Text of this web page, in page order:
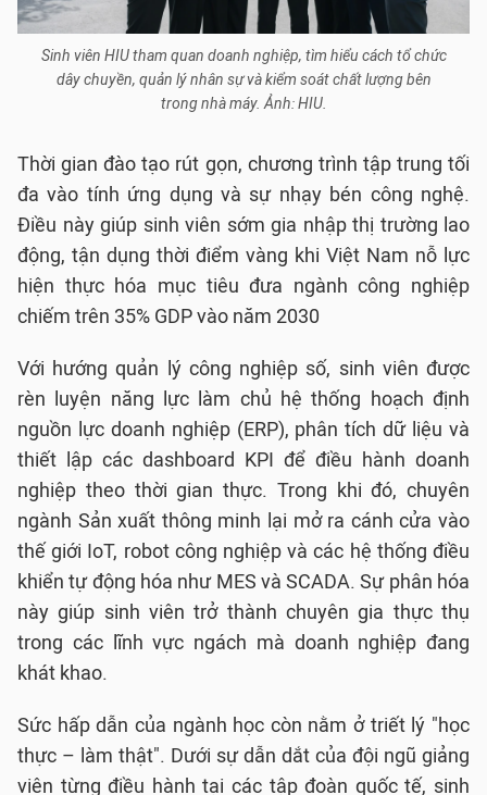
Sinh viên HIU tham quan doanh nghiệp, tìm hiểu cách tổ chức
dây chuyền, quản lý nhân sự và kiểm soát chất lượng bên
trong nhà máy. Ảnh: HIU.
Thời gian đào tạo rút gọn, chương trình tập trung tối
đa vào tính ứng dụng và sự nhạy bén công nghệ.
Điều này giúp sinh viên sớm gia nhập thị trường lao
động, tận dụng thời điểm vàng khi Việt Nam nỗ lực
hiện thực hóa mục tiêu đưa ngành công nghiệp
chiếm trên 35% GDP vào năm 2030
Với hướng quản lý công nghiệp số, sinh viên được
rèn luyện năng lực làm chủ hệ thống hoạch định
nguồn lực doanh nghiệp (ERP), phân tích dữ liệu và
thiết lập các dashboard KPI để điều hành doanh
nghiệp theo thời gian thực. Trong khi đó, chuyên
ngành Sản xuất thông minh lại mở ra cánh cửa vào
thế giới IoT, robot công nghiệp và các hệ thống điều
khiển tự động hóa như MES và SCADA. Sự phân hóa
này giúp sinh viên trở thành chuyên gia thực thụ
trong các lĩnh vực ngách mà doanh nghiệp đang
khát khao.
Sức hấp dẫn của ngành học còn nằm ở triết lý "học
thực – làm thật". Dưới sự dẫn dắt của đội ngũ giảng
viên từng điều hành tại các tập đoàn quốc tế, sinh